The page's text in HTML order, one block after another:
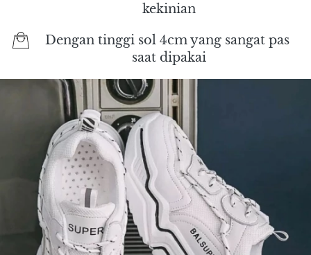
kekinian
Dengan tinggi sol 4cm yang sangat pas
saat dipakai